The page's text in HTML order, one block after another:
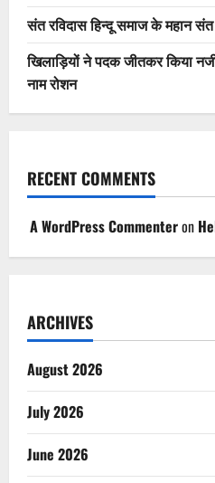
संत रविदास हिन्दू समाज के महान
खिलाड़ियों ने पदक जीतकर किया
नाम रोशन
RECENT COMMENTS
A WordPress Commenteron
ARCHIVES
August 2026
July 2026
June 2026